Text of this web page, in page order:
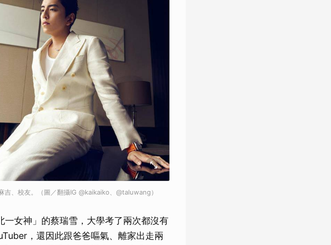
、校友。（圖／翻攝IG @kaikaiko、@taluwang）
女神」的蔡瑞雪，大學考了兩次都沒有
，還因此跟爸爸嘔氣、離家出走兩